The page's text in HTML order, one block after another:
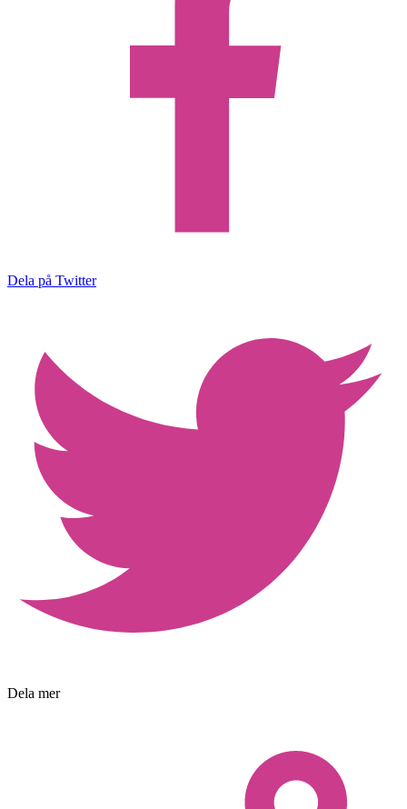
Dela på Twitter
Dela mer